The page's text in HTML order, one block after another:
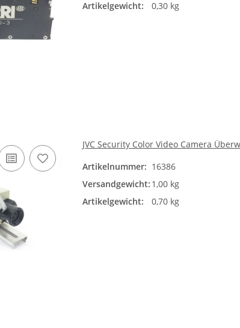
Artikelgewicht:
0,30 kg
JVC Security Color Video Camera
Artikelnummer: 16386
Versandgewicht: 1,00 kg
Artikelgewicht:
0,70 kg